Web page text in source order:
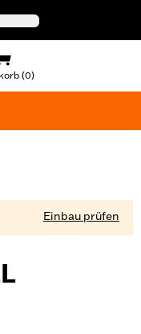
(0)
Einbau prüfen